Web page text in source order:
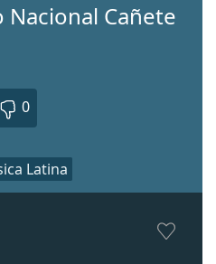
Nacional Cañete
0
Latina